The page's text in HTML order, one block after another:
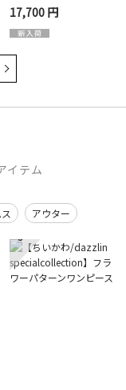
17,700 円
イテム
アウター
3